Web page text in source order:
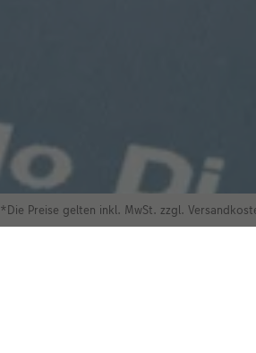
*Die Preise gelten inkl. MwSt. zzgl.